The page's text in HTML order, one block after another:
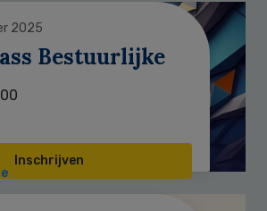
2025
Bestuurlijke
Inschrijven